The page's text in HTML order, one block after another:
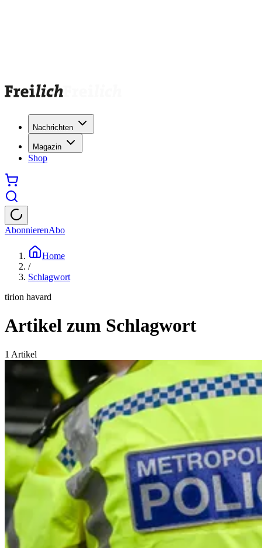
Nachrichten
Magazin
Shop
AbonnierenAbo
Home
/
Schlagwort
tirion havard
Artikel zum Schlagwort
1 Artikel